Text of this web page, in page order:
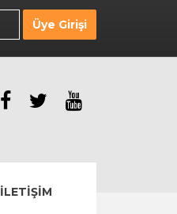
Üye Girişi
İLETİŞİM